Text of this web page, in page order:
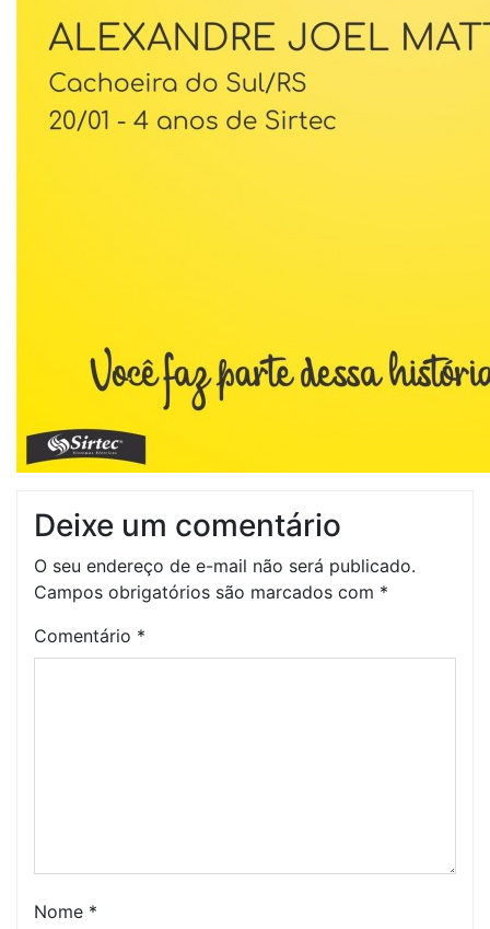
Deixe um comentário
O seu endereço de e-mail não será publicado.
Campos obrigatórios são marcados com *
Comentário *
Nome *